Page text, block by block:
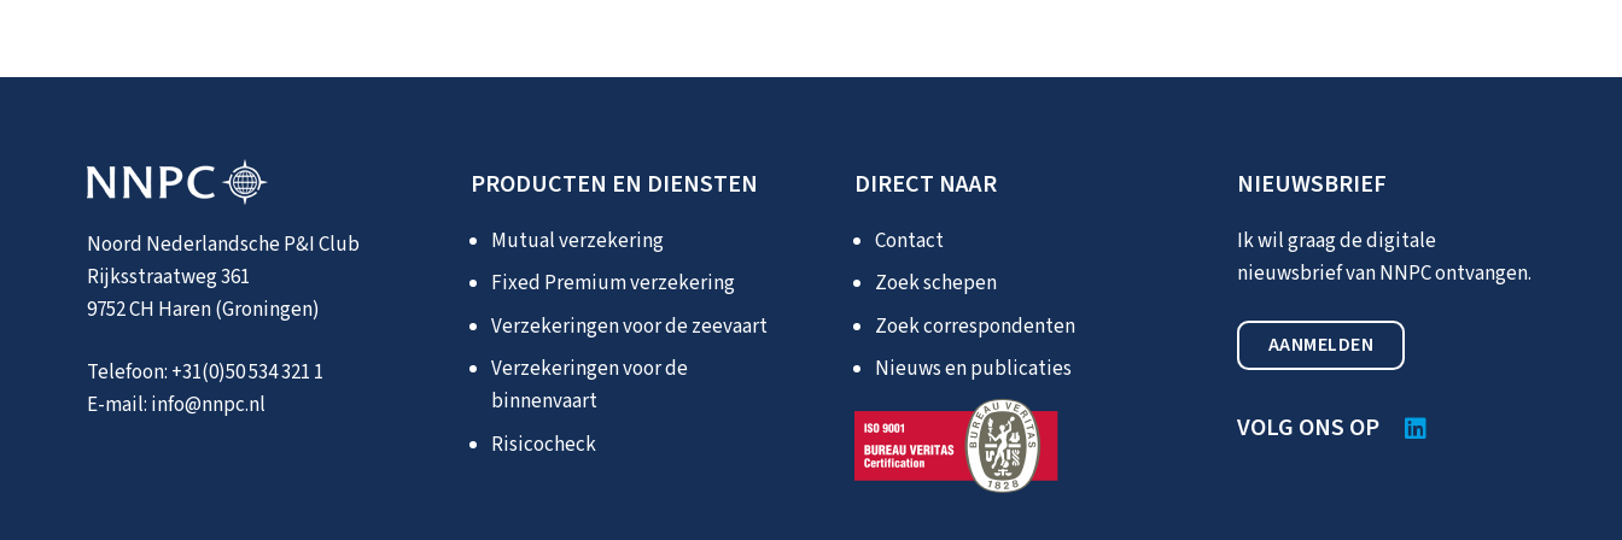
Noord Nederlandsche P&I Club
Rijksstraatweg 361
9752 CH Haren (Groningen)
Telefoon: +31(0)50 534 321 1
E-mail: info@nnpc.nl
PRODUCTEN EN DIENSTEN
Mutual verzekering
Fixed Premium verzekering
Verzekeringen voor de zeevaart
Verzekeringen voor de
binnenvaart
Risicocheck
DIRECT NAAR
Contact
Zoek schepen
Zoek correspondenten
Nieuws en publicaties
NIEUWSBRIEF
Ik wil graag de digitale
nieuwsbrief van NNPC ontvangen.
AANMELDEN
VOLG ONS OP